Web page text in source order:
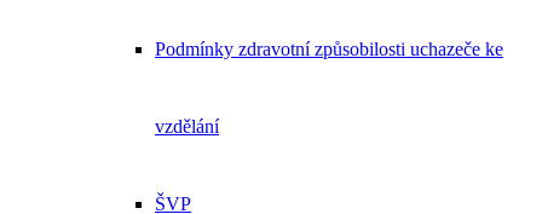
Podmínky zdravotní způsobilosti uchazeče ke
vzdělání
ŠVP